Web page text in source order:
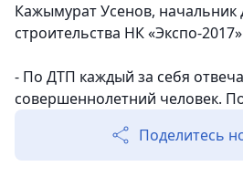
Кажымурат Усенов, начальник
строительства НК «Экспо-
- По ДТП каждый за себя
совершеннолетний человек.
Поделитесь